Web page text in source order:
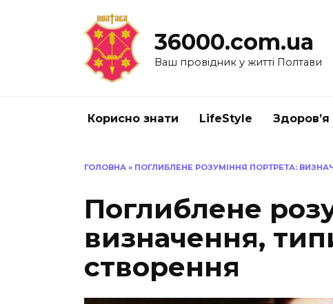
36000.com.ua
Ваш провідник у житті Полтави
Корисно знати LifeStyle Здоров’я
ГОЛОВНА » ПОГЛИБЛЕНЕ РОЗУМІННЯ ПОРТРЕТА:
Поглиблене
визначення,
створення